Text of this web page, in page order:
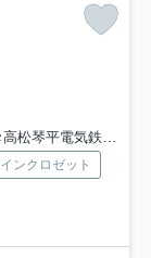
高松琴平電気鉄道琴平線「太田」駅 徒歩18分
ンクロゼット